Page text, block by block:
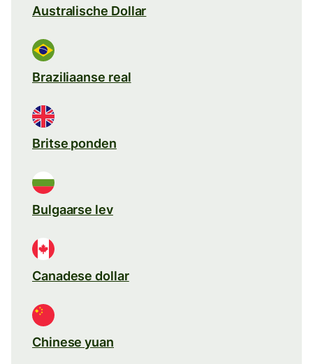
Australische Dollar
Braziliaanse real
Britse ponden
Bulgaarse lev
Canadese dollar
Chinese yuan